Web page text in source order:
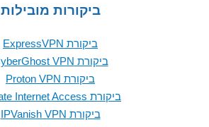
ביקורות מובילות
ביקורת ExpressVPN
ביקורת CyberGhost VPN
ביקורת Proton VPN
ביקורת Private Internet Access
ביקורת IPVanish VPN